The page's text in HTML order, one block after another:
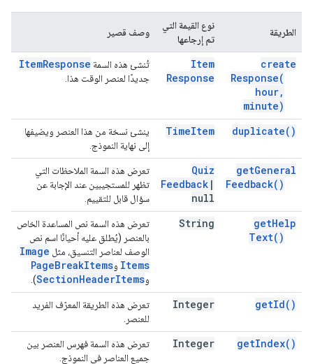
الطريقة
نوع القيمة التي
تم إرجاعها
وصف قصير
create
Response(
hour,
minute)
Item
Response
تُنشئ هذه السمة ItemResponse
جديدًا لعنصر الوقت هذا.
duplicate( )
TimeItem
ينشئ نسخة من هذا العنصر ويضيفها
إلى نهاية النموذج.
getGeneral
Feedback( )
Quiz
Feedback |
null
تعرض هذه السمة الملاحظات التي
تظهر للمستجيبين عند الإجابة عن
سؤال قابل للتقييم.
getHelp
Text( )
String
تعرض هذه السمة نص المساعدة الخاص
بالعنصر (يُطلق عليه أحيانًا اسم نص
الوصف لعناصر التنسيق، مثل Image
Items و PageBreakItems
و SectionHeaderItems
).
getId( )
Integer
تعرض هذه الطريقة المعرّف الفريد
للعنصر.
getIndex( )
Integer
تعرض هذه السمة فهرس العنصر بين
جميع العناصر في النموذج.